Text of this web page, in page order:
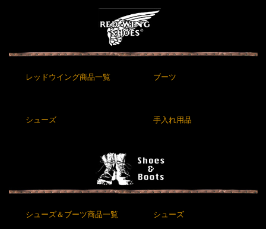
レッドウイング商品一覧 ブーツ
シューズ 手入れ用品
シューズ＆ブーツ商品一覧 シューズ